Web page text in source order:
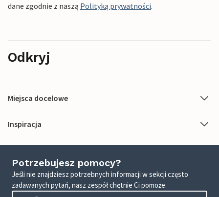
dane zgodnie z naszą Polityką prywatności.
Odkryj
Miejsca docelowe
Inspiracja
Potrzebujesz pomocy?
Jeśli nie znajdziesz potrzebnych informacji w sekcji często
zadawanych pytań, nasz zespół chętnie Ci pomoże.